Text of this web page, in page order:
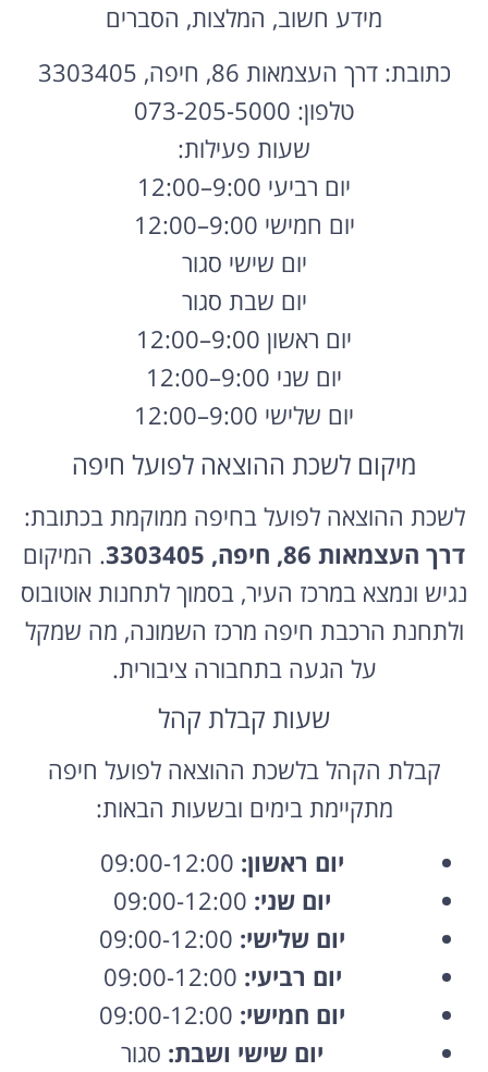
מידע חשוב, המלצות, הסברים
כתובת: דרך העצמאות 86, חיפה, 3303405
טלפון: 073-205-5000
שעות פעילות:
יום רביעי 9:00–12:00
יום חמישי 9:00–12:00
יום שישי סגור
יום שבת סגור
יום ראשון 9:00–12:00
יום שני 9:00–12:00
יום שלישי 9:00–12:00
מיקום לשכת ההוצאה לפועל חיפה
לשכת ההוצאה לפועל בחיפה ממוקמת בכתובת:
דרך העצמאות 86, חיפה, 3303405
. המיקום
נגיש ונמצא במרכז העיר, בסמוך לתחנות אוטובוס
ולתחנת הרכבת חיפה מרכז השמונה, מה שמקל
על הגעה בתחבורה ציבורית.
שעות קבלת קהל
קבלת הקהל בלשכת ההוצאה לפועל חיפה
מתקיימת בימים ובשעות הבאות:
יום ראשון:
יום שני:
יום שלישי:
יום רביעי:
יום חמישי:
יום שישי ושבת: סגור